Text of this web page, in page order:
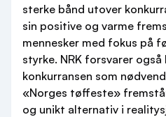
sterke bånd utover
sin positive og varme
mennesker med fokus på
styrke. NRK forsvarer
konkurransen som
«Norges tøffeste»
og unikt alternativ i